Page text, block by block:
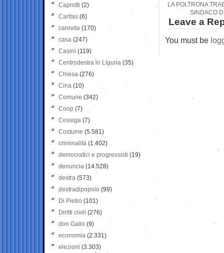
LA POLTRONA
SINDACO
Leave a
You must be
Caprotti (2)
Caritas (6)
carovita (170)
casa (247)
Casini (119)
Centrodestra in Liguria (35)
Chiesa (276)
Cina (10)
Comune (342)
Coop (7)
Cossiga (7)
Costume (5.581)
criminalità (1.402)
democratici e progressisti (19)
denuncia (14.528)
destra (573)
destradipopolo (99)
Di Pietro (101)
Diritti civili (276)
don Gallo (9)
economia (2.331)
elezioni (3.303)